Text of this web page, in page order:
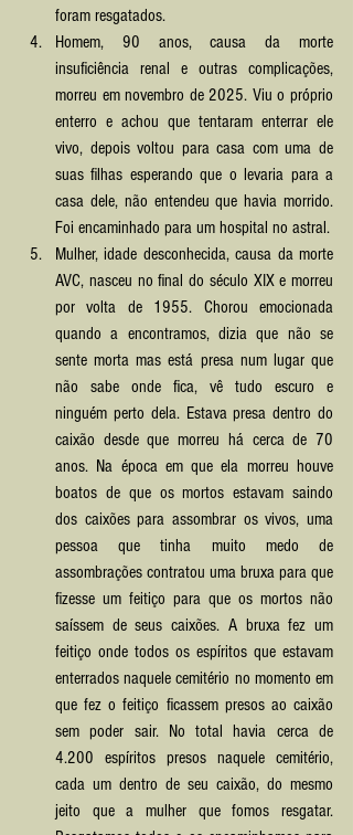
foram resgatados.
Homem, 90 anos, causa da morte
insuficiência renal e outras complicações,
morreu em novembro de 2025. Viu o próprio
enterro e achou que tentaram enterrar ele
vivo, depois voltou para casa com uma de
suas filhas esperando que o levaria para a
casa dele, não entendeu que havia morrido.
Foi encaminhado para um hospital no astral.
Mulher, idade desconhecida, causa da morte
AVC, nasceu no final do século XIX e morreu
por volta de 1955. Chorou emocionada
quando a encontramos, dizia que não se
sente morta mas está presa num lugar que
não sabe onde fica, vê tudo escuro e
ninguém perto dela. Estava presa dentro do
caixão desde que morreu há cerca de 70
anos. Na época em que ela morreu houve
boatos de que os mortos estavam saindo
dos caixões para assombrar os vivos, uma
pessoa que tinha muito medo de
assombrações contratou uma bruxa para que
fizesse um feitiço para que os mortos não
saíssem de seus caixões. A bruxa fez um
feitiço onde todos os espíritos que estavam
enterrados naquele cemitério no momento em
que fez o feitiço ficassem presos ao caixão
sem poder sair. No total havia cerca de
4.200 espíritos presos naquele cemitério,
cada um dentro de seu caixão, do mesmo
jeito que a mulher que fomos resgatar.